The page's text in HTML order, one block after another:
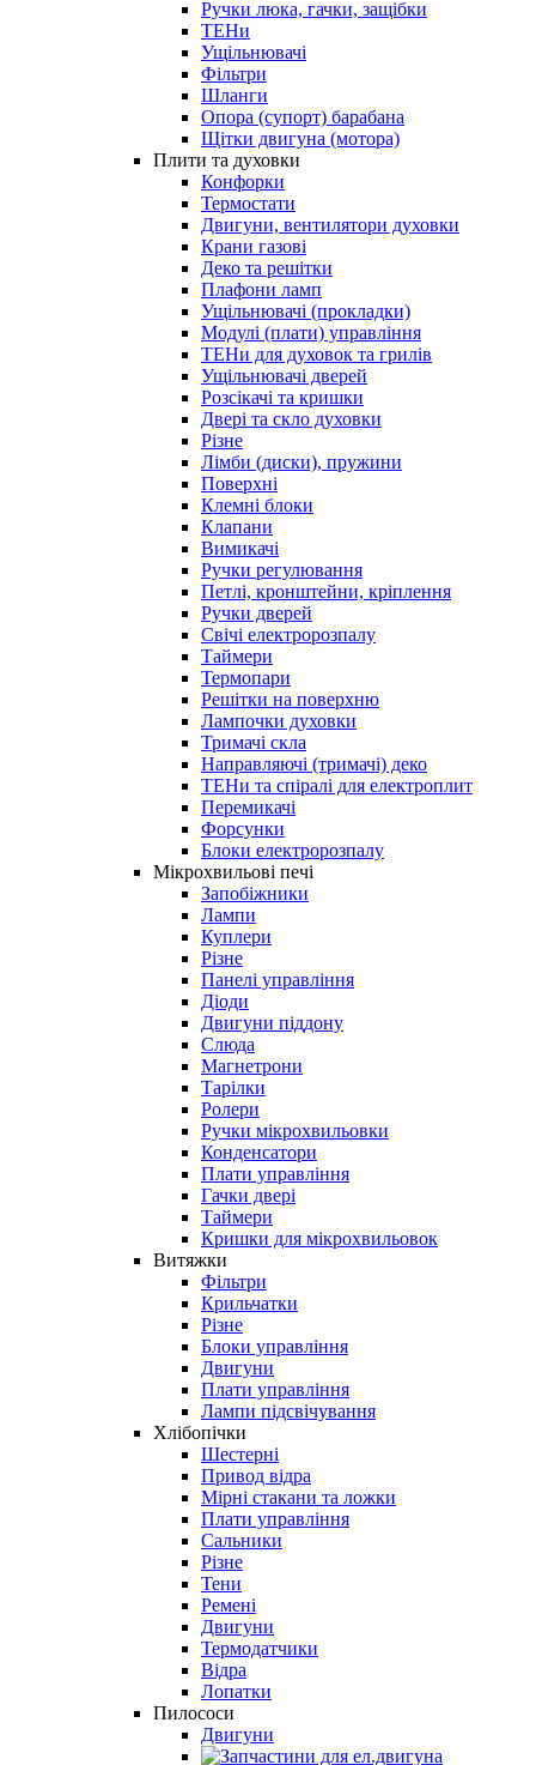
Ручки люка, гачки, защібки
ТЕНи
Ущільнювачі
Фільтри
Шланги
Опора (супорт) барабана
Щітки двигуна (мотора)
Плити та духовки
Конфорки
Термостати
Двигуни, вентилятори духовки
Крани газові
Деко та решітки
Плафони ламп
Ущільнювачі (прокладки)
Модулі (плати) управління
ТЕНи для духовок та грилів
Ущільнювачі дверей
Розсікачі та кришки
Двері та скло духовки
Різне
Лімби (диски), пружини
Поверхні
Клемні блоки
Клапани
Вимикачі
Ручки регулювання
Петлі, кронштейни, кріплення
Ручки дверей
Свічі електророзпалу
Таймери
Термопари
Решітки на поверхню
Лампочки духовки
Тримачі скла
Направляючі (тримачі) деко
ТЕНи та спіралі для електроплит
Перемикачі
Форсунки
Блоки електророзпалу
Мікрохвильові печі
Запобіжники
Лампи
Куплери
Різне
Панелі управління
Діоди
Двигуни піддону
Слюда
Магнетрони
Тарілки
Ролери
Ручки мікрохвильовки
Конденсатори
Плати управління
Гачки двері
Таймери
Кришки для мікрохвильовок
Витяжки
Фільтри
Крильчатки
Різне
Блоки управління
Двигуни
Плати управління
Лампи підсвічування
Хлібопічки
Шестерні
Привод відра
Мірні стакани та ложки
Плати управління
Сальники
Різне
Тени
Ремені
Двигуни
Термодатчики
Відра
Лопатки
Пилососи
Двигуни